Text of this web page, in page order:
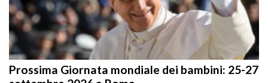
Prossima Giornata mondiale dei bambini: 25-27
settembre 2026 a Roma